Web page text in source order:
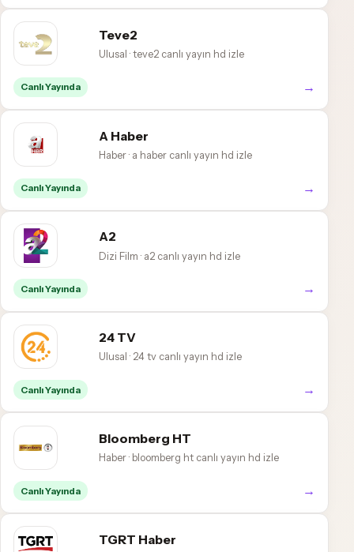
Teve2
Ulusal · teve2 canlı yayın hd izle
Canlı Yayında →
A Haber
Haber · a haber canlı yayın hd izle
Canlı Yayında →
A2
Dizi Film · a2 canlı yayın hd izle
Canlı Yayında →
24 TV
Ulusal · 24 tv canlı yayın hd izle
Canlı Yayında →
Bloomberg HT
Haber · bloomberg ht canlı yayın hd izle
Canlı Yayında →
TGRT Haber